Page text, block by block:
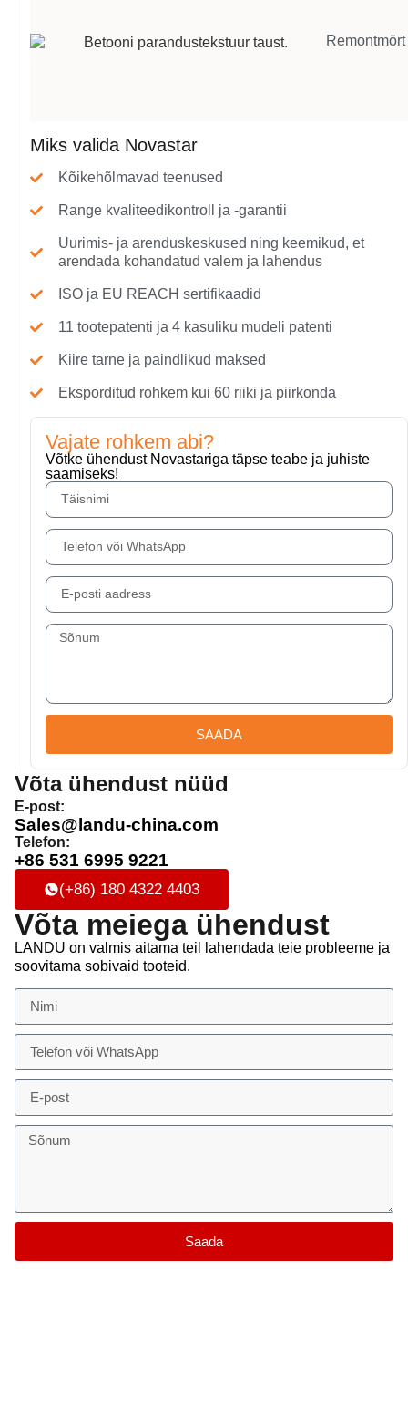
Remontmört
Miks valida Novastar
Kõikehõlmavad teenused
Range kvaliteedikontroll ja -garantii
Uurimis- ja arenduskeskused ning keemikud, et
arendada kohandatud valem ja lahendus
ISO ja EU REACH sertifikaadid
11 tootepatenti ja 4 kasuliku mudeli patenti
Kiire tarne ja paindlikud maksed
Eksporditud rohkem kui 60 riiki ja piirkonda
Vajate rohkem abi?
Võtke ühendust Novastariga täpse teabe ja juhiste
saamiseks!
SAADA
Võta ühendust nüüd
E-post:
Sales@landu-china.com
Telefon:
+86 531 6995 9221
(+86) 180 4322 4403
Võta meiega ühendust
LANDU on valmis aitama teil lahendada teie probleeme ja
soovitama sobivaid tooteid.
Saada